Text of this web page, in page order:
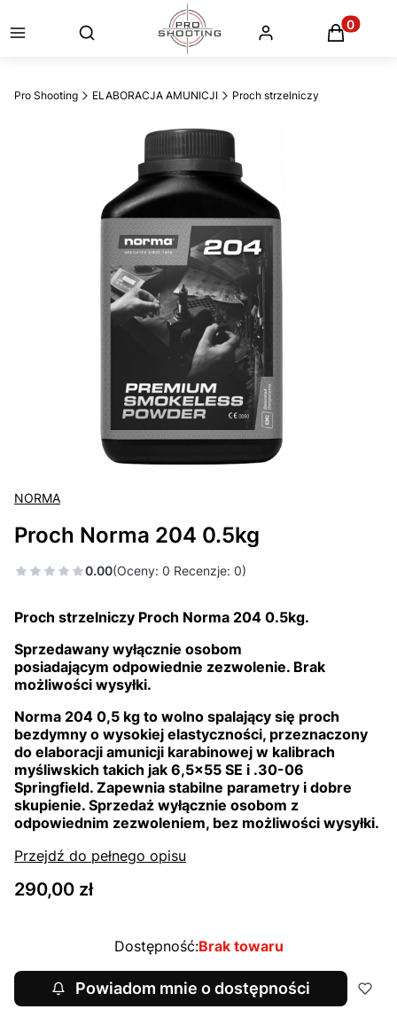
Otwórz wyszukiwarkę
Pro Shooting ELABORACJA AMUNICJI Proch strzelniczy
NORMA
Proch Norma 204 0.5kg
0.00(Oceny: 0 Recenzje: 0)
Proch strzelniczy Proch Norma 204 0.5kg.
Sprzedawany wyłącznie osobom
posiadającym odpowiednie zezwolenie. Brak
możliwości wysyłki.
Norma 204 0,5 kg to wolno spalający się proch
bezdymny o wysokiej elastyczności, przeznaczony
do elaboracji amunicji karabinowej w kalibrach
myśliwskich takich jak 6,5×55 SE i .30-06
Springfield. Zapewnia stabilne parametry i dobre
skupienie. Sprzedaż wyłącznie osobom z
odpowiednim zezwoleniem, bez możliwości wysyłki.
Przejdź do pełnego opisu
Cena
290,00 zł
Dostępność:Brak towaru
Powiadom mnie o dostępności